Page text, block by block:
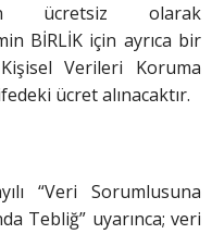
ücretsiz olarak
BİRLİK için ayrıca bir
Verileri Koruma
ücret alınacaktır.
“Veri Sorumlusuna
Tebliğ” uyarınca; veri